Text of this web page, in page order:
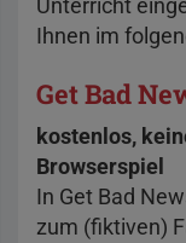
Unterricht
Ihnen im
Get Bad
kostenlos,
Browserspiel
In Get Bad
zum (fiktiven)